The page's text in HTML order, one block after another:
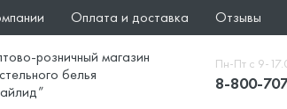
Оплата и доставка Отзывы
розничный магазин
белья
Пн-Пт с 9-
8-800-